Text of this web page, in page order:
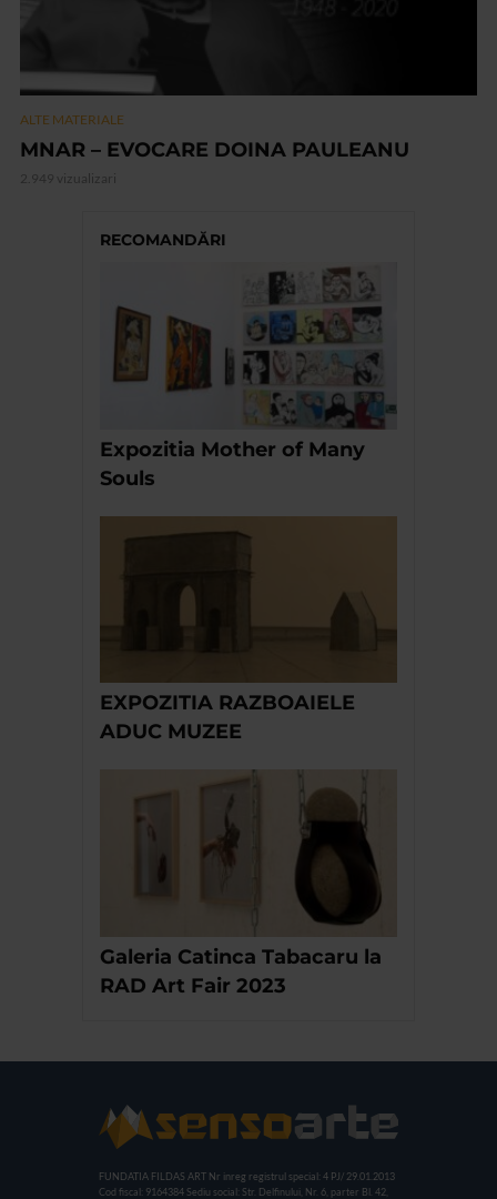
ALTE MATERIALE
MNAR – EVOCARE DOINA PAULEANU
2.949 vizualizari
RECOMANDĂRI
Expozitia Mother of Many
Souls
EXPOZITIA RAZBOAIELE
ADUC MUZEE
Galeria Catinca Tabacaru la
RAD Art Fair 2023
FUNDATIA FILDAS ART Nr inreg registrul special: 4 PJ/ 29.01.2013
Cod fiscal: 9164384 Sediu social: Str. Delfinului, Nr. 6, parter Bl. 42,